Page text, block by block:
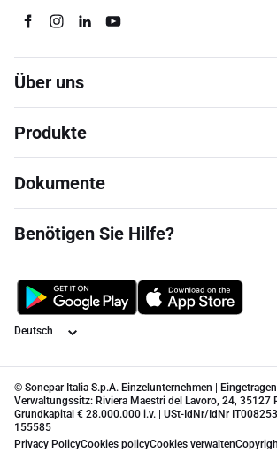
Über uns
Produkte
Dokumente
Benötigen Sie Hilfe?
Sprache
© Sonepar Italia S.p.A. Einzelunternehmen |
Verwaltungssitz: Riviera Maestri del Lavoro, 24, 35127
Grundkapital € 28.000.000 i.v. | USt-IdNr/IdNr
155585
Privacy PolicyCookies policyCookies verwalten